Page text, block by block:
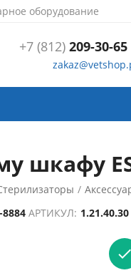
оборудование
+7 (812)209-30-65
шкафу
/
8884 АРТИКУЛ: 1.21.40.30